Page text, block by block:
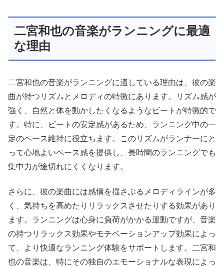
二宮和也の音楽がランニングに最適
な理由
二宮和也の音楽がランニングに適している理由は、彼の楽
曲が持つリズムとメロディの特徴にあります。リズム感が
強く、自然と体を動かしたくなるようなビートが特徴的で
す。特に、ビートの安定感があるため、ランニング中の一
定のペース維持に役立ちます。このリズムがランナーにと
って心地よいペース感を提供し、長時間のランニングでも
集中力が途切れにくくなります。
さらに、彼の楽曲には感情を揺さぶるメロディラインが多
く、気持ちを高めたりリラックスさせたりする効果があり
ます。ランニングは心身に負荷がかかる運動ですが、音楽
の持つリラックス効果やモチベーションアップ効果によっ
て、より快適なランニング体験をサポートします。二宮和
也の音楽は、特にその独自のエモーショナルな表現によっ